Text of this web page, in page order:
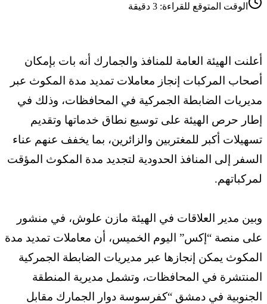
الوقت المتوقع للقراءة: 3 دقيقة
أعلنت الهيئة العامة للمنافذ والجمارك أنه بات بإمكان
أصحاب المركبات إنجاز معاملات تمديد مدة المكوث عبر
مديريات الضابطة الجمركية في المحافظات، وذلك في
إطار حرص الهيئة على توسيع نطاق خدماتها وتقديم
تسهيلات أكبر للمغتربين والزائرين، بما يخفف عنهم عناء
السفر إلى المنافذ الحدودية لتجديد مدة المكوث المؤقت
لمركباتهم.
وبين مدير العلاقات في الهيئة مازن علوش، في منشور
على منصة “إكس” اليوم الخميس، أن معاملات تمديد مدة
المكوث يمكن إنجازها عبر مديريات الضابطة الجمركية
المنتشرة في المحافظات، وتشمل مديرية المنطقة
الجنوبية في دمشق “كفرسوسة دوار الجمارك مقابل